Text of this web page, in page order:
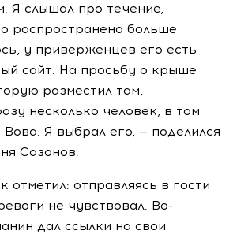
Я слышал про течение,
распространено больше
у приверженцев его есть
сайт. На просьбу о крыше
разместил там,
несколько человек, в том
Я выбрал его, — поделился
Сазонов.
отметил: отправляясь в гости
не чувствовал. Во-
дал ссылки на свои